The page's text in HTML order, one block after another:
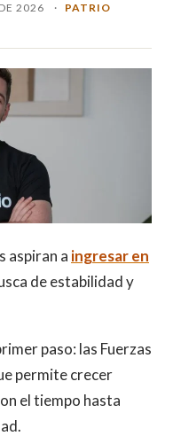
2026 ·
PATRIO
aspiran a ingresar en
de estabilidad y
paso: las Fuerzas
permite crecer
el tiempo hasta